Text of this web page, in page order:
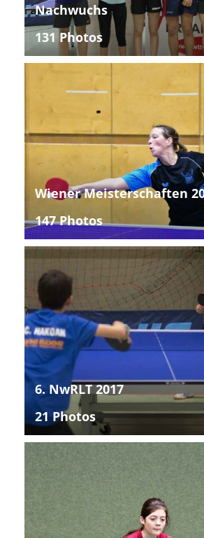
Nachwuchs
131 Photos
Wiener Meisterschaften
147 Photos
6. NwRLT 2017
21 Photos